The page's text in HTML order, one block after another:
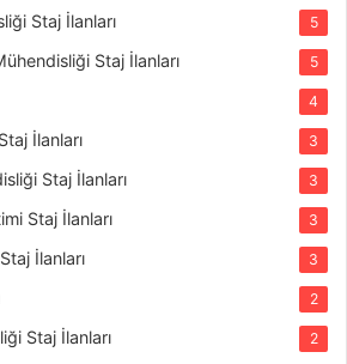
Staj İlanları 5
Staj İlanları 5
4
İlanları 3
Staj İlanları 3
Staj İlanları 3
İlanları 3
2
Staj İlanları 2